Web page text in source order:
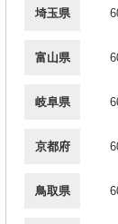
埼玉県
富山県
岐阜県
京都府
鳥取県